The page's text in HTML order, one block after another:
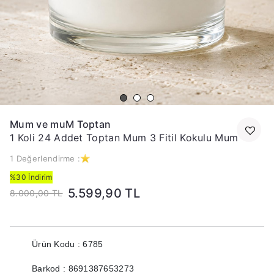
Mum ve muM Toptan
1 Koli 24 Addet Toptan Mum 3 Fitil Kokulu Mum
1 Değerlendirme :
%30 İndirim
8.000,00 TL 5.599,90 TL
Ürün Kodu : 6785
Barkod : 8691387653273